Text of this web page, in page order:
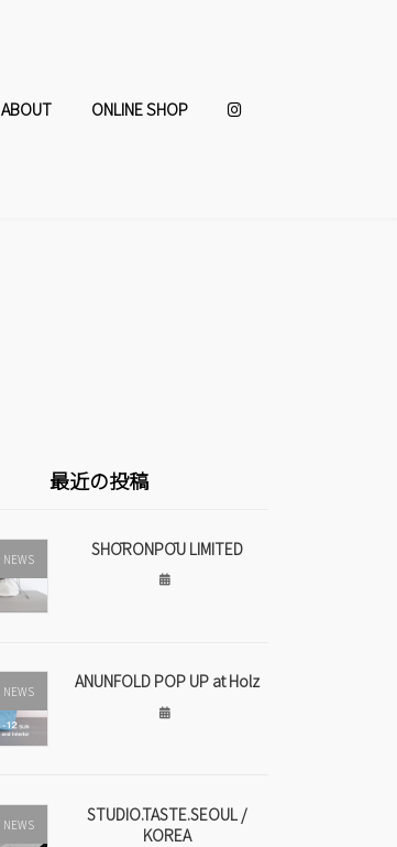
ABOUT ONLINE SHOP
最近の投稿
NEWS SHŌRONPŌU LIMITED
NEWS ANUNFOLD POP UP at Holz
NEWS
STUDIO.TASTE.SEOUL /
KOREA